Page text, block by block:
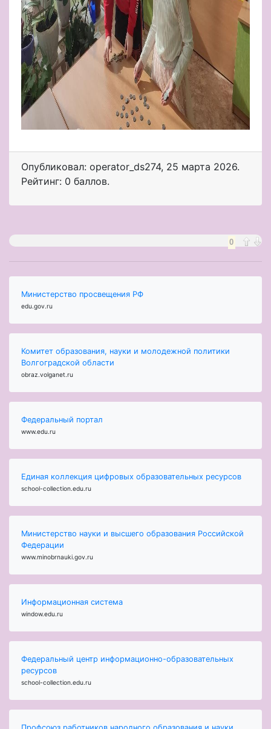
Опубликовал: operator_ds274, 25 марта 2026.
Рейтинг: 0 баллов.
0
Министерство просвещения РФ
edu.gov.ru
Комитет образования, науки и молодежной политики
Волгоградской области
obraz.volganet.ru
Федеральный портал
www.edu.ru
Единая коллекция цифровых образовательных ресурсов
school-collection.edu.ru
Министерство науки и высшего образования Российской
Федерации
www.minobrnauki.gov.ru
Информационная система
window.edu.ru
Федеральный центр информационно-образовательных
ресурсов
school-collection.edu.ru